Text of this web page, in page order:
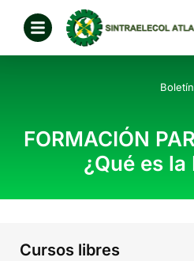
Boletín
FORMACIÓN
¿Qué es la
Cursos libres